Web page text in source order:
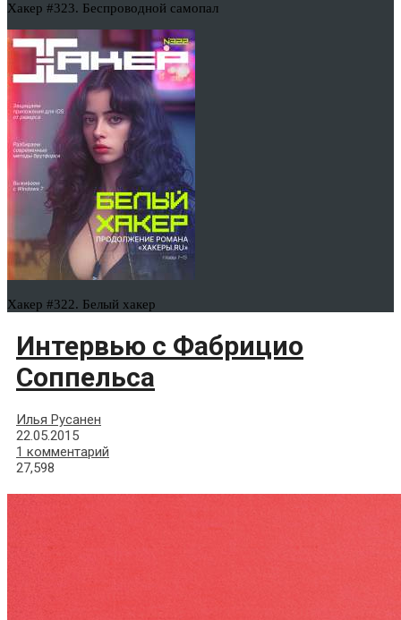
Хакер #323. Беспроводной самопал
Хакер #322. Белый хакер
Интервью с Фабрицио
Соппельса
Илья Русанен
22.05.2015
1 комментарий
27,598